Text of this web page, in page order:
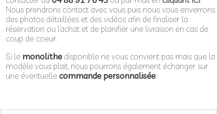
Nous prendrons contact avec vous puis nous vous enverrons
des photos détaillées et des vidéos afin de finaliser la
réservation ou l’achat et de planifier une livraison en cas de
coup de coeur.
Si le monolithe disponible ne vous convient pas mais que la
modèle vous plait, nous pourrons également échanger sur
une éventuellecommande personnalisée